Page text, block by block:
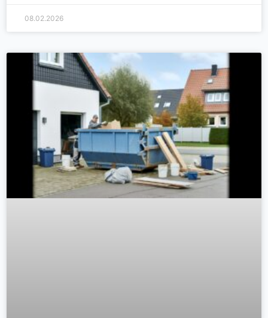
08.02.2026